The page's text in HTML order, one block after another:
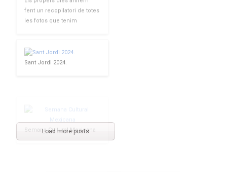
les fotos que tenim
Semana Cultural Mexicana
Load more posts